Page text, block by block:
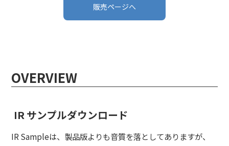
販売ページへ
OVERVIEW
IR サンプルダウンロード
IR Sampleは、製品版よりも音質を落としてありますが、